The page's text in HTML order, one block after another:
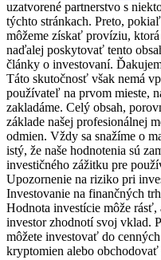
uzatvorené partnerstvo s
týchto stránkach. Preto,
môžeme získať províziu,
naďalej poskytovať tento
články o investovaní.
Táto skutočnosť však nemá
používateľ na prvom mieste,
zakladáme. Celý obsah,
základe našej profesionálnej
odmien. Vždy sa snažíme o
istý, že naše hodnotenia sú
investičného zážitku pre
Upozornenie na riziko pri
Investovanie na finančných
Hodnota investície môže rásť,
investor zhodnotí svoj vklad.
môžete investovať do
kryptomien alebo